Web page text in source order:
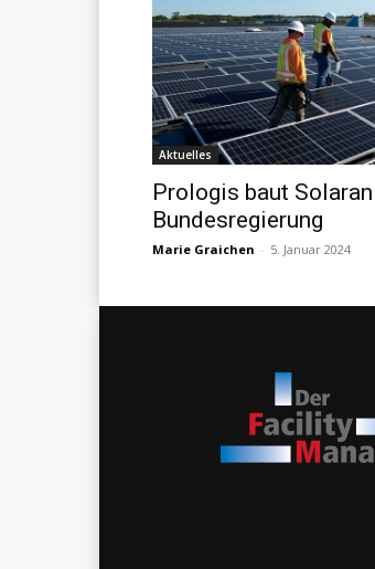
Aktuelles
Prologis baut
Bundesregierung
Marie Graichen - 5. Januar 2024